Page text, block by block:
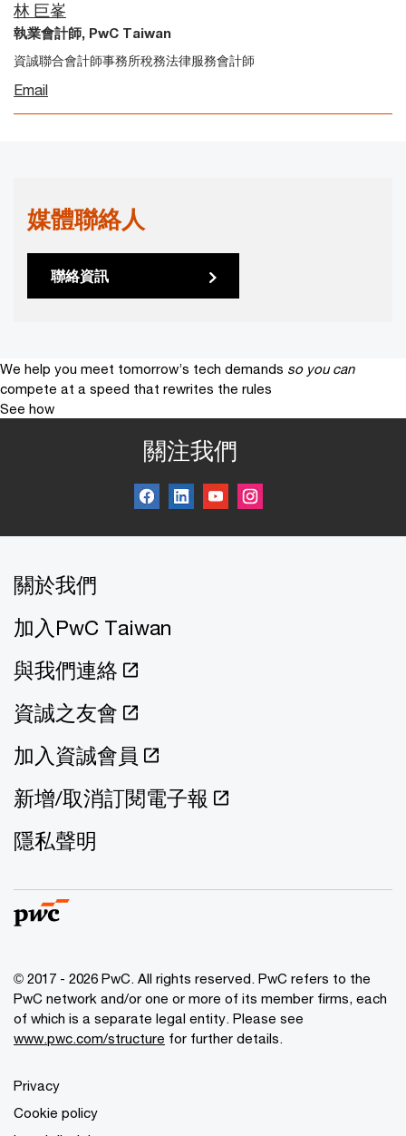
林 巨峯
執業會計師, PwC Taiwan
資誠聯合會計師事務所稅務法律服務會計師
Email
媒體聯絡人
聯絡資訊
We help you meet tomorrow’s tech demands so you can
compete at a speed that rewrites the rules
See how
關注我們
關於我們
加入PwC Taiwan
與我們連絡
資誠之友會
加入資誠會員
新增/取消訂閱電子報
隱私聲明
© 2017 - 2026 PwC. All rights reserved. PwC refers to the
PwC network and/or one or more of its member firms, each
of which is a separate legal entity. Please see
www.pwc.com/structure for further details.
Privacy
Cookie policy